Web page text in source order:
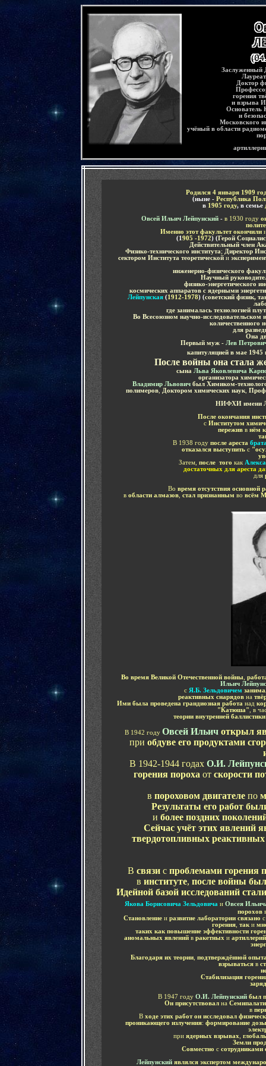
Заслуженный
Доктор
горения
и взрыва
и
Московского
учёный в области
Родился 4 января 1909
(ныне -Республика
в 1905 году, в семье
Овсей Ильич Лейпунский - в 1930 году
Именно этот факультет окончили
(1 905 -1972) (Герой
Действительный член
Физико-технического института; Директор
сектором Института теоретической и
инженерно-физического
Научный
физико-энергетического
космических аппаратов с ядерными
Лейпунская (1912-1978) (советский физик,
где занималась технологией
Во Всесоюзном научно-исследовательском
количественного
для
Она
Первый муж - Лев
капитуляцией в мае 1945
После войны она стала
сына Льва Яковлевича
организатора
Владимир Львович был Химиком-технолог
полимеров, Доктором химических наук,
НИФХИ имени
После окончания
с Институтом
переживв нём
В 1938 году после ареста
отказался выступить с
Затем, после того как
достаточных для ареста
для
Во время отсутствия основной
в области алмазов стал признанным во всём
Во время Великой Отечественной войны
Ильич
с Я.Б. Зельдовичем
реактивных снарядовна
Ими была проведена грандиозная работа над
"Катюша" , в
теории внутренней
В 1942 году Овсей Ильичоткрыл
при обдуве его продуктами
В 1942-1944 годах О.И.
горения пороха отскорости
в пороховом двигателе по
Результаты его работ
и более поздних
Сейчас учёт этих явлений
твердотопливных
В связис проблемами горения
в институте, после войны
Идейной базой исследований
Якова Борисовича Зельдовича и Овсея
порохов
Становление и развитие лаборатории связано
горения, так и
таких как повышение эффективности
аномальных явлений в ракетных и
Благодаря их теории, подтверждённой
взрыватьсяв
Стабилизация
В 1947 году О.И. Лейпунский был
Он присутствовал на
в
В ходе этих работ он исследовал
проникающего излучения: формирование
при ядерных взрывах
Земли
Совместно с
Лейпунский являлся экспертом